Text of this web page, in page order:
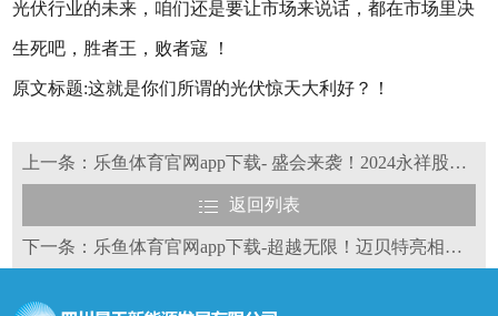
光伏行业的未来，咱们还是要让市场来说话，都在市场里决
生死吧，胜者王，败者寇 ！
原文标题:这就是你们所谓的光伏惊天大利好？！
上一条：乐鱼体育官网app下载- 盛会来袭！2024永祥股份全球合作伙伴大会，邀您共襄盛举！
返回列表
下一条：乐鱼体育官网app下载-超越无限！迈贝特亮相澳洲展，促进可再生能源发展